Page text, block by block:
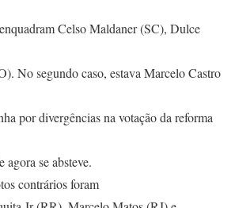
Celso Maldaner (SC), Dulce
No segundo caso, estava Marcelo Castro
por divergências na votação da reforma
agora se absteve.
contrários foram